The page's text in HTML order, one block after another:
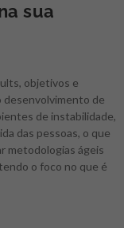
sua
objetivos e
desenvolvimento de
de instabilidade,
das pessoas, o que
metodologias ágeis
o foco no que é